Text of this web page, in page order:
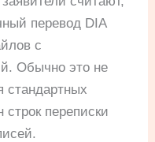
перевод DIA
с
Обычно это не
стандартных
переписки